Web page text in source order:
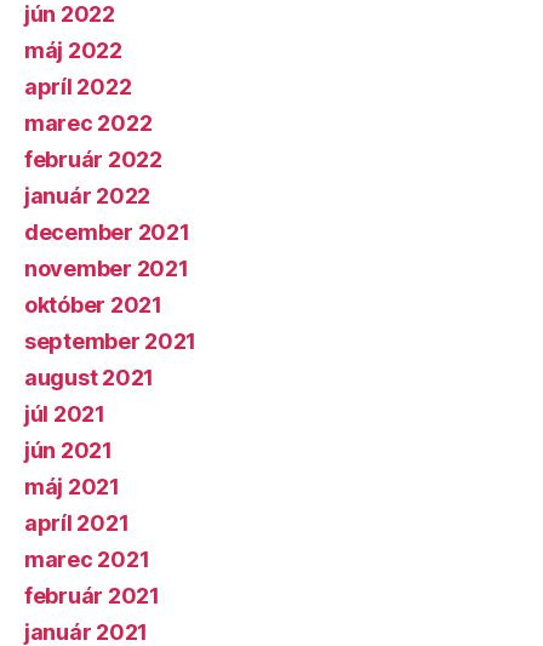
jún 2022
máj 2022
apríl 2022
marec 2022
február 2022
január 2022
december 2021
november 2021
október 2021
september 2021
august 2021
júl 2021
jún 2021
máj 2021
apríl 2021
marec 2021
február 2021
január 2021